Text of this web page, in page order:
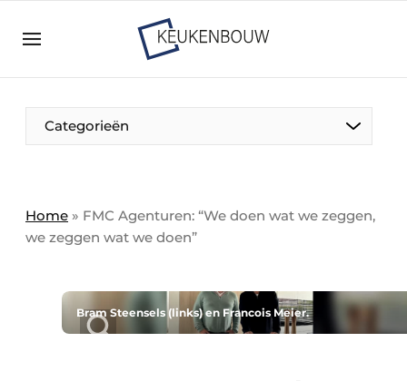
Bedrijven
Bedrijven
Direct contact
Evenement aanmelden
in de keuken-, woon-, en badkamerbranche
Meest gelezen
Categorieën
Home » FMC Agenturen: “We doen wat we zeggen,
we zeggen wat we doen”
Bram Steensels (links) en Francois Meier.